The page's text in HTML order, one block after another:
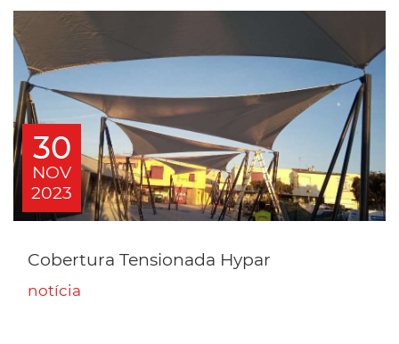
30
NOV
2023
Cobertura Tensionada Hypar
notícia